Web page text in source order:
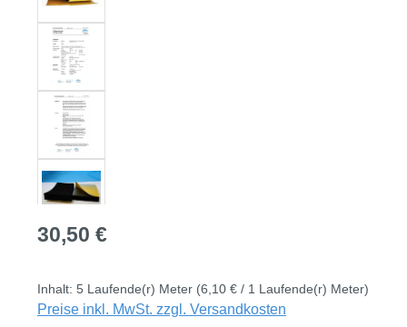
Regulärer Preis:
30,50 €
Inhalt: 5 Laufende(r) Meter (6,10 € / 1 Laufende(r) Meter)
Preise inkl. MwSt. zzgl. Versandkosten